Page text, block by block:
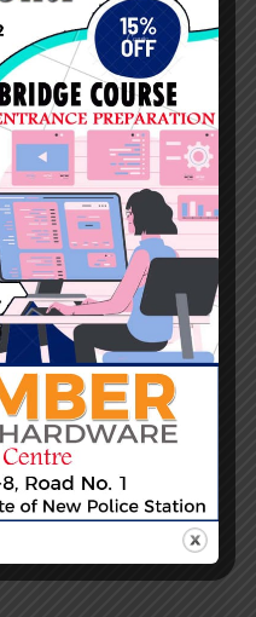
सञ्चालकको आरोप, वडा